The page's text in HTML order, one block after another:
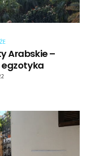
Arabskie –
egzotyka